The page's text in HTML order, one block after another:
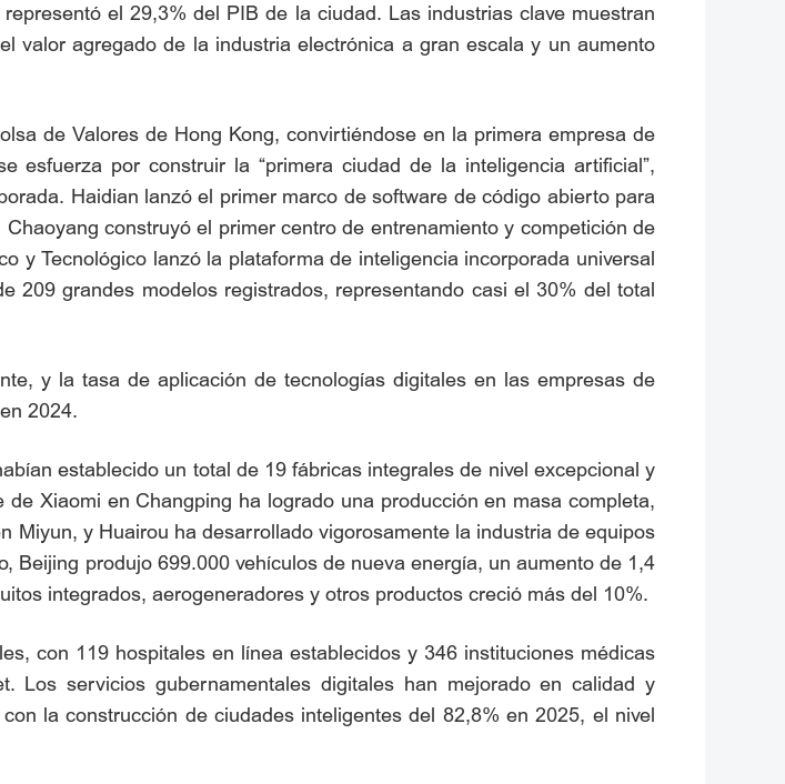
el 29,3% del PIB de la ciudad. Las industrias clave muestran
valor agregado de la industria electrónica a gran escala y un aumento
de Valores de Hong Kong, convirtiéndose en la primera empresa de
por construir la “primera ciudad de la inteligencia artificial”,
Haidian lanzó el primer marco de software de código abierto para
construyó el primer centro de entrenamiento y competición de
y Tecnológico lanzó la plataforma de inteligencia incorporada universal
209 grandes modelos registrados, representando casi el 30% del total
y la tasa de aplicación de tecnologías digitales en las empresas de
2024.
establecido un total de 19 fábricas integrales de nivel excepcional y
Xiaomi en Changping ha logrado una producción en masa completa,
Miyun, y Huairou ha desarrollado vigorosamente la industria de equipos
Beijing produjo 699.000 vehículos de nueva energía, un aumento de 1,4
integrados, aerogeneradores y otros productos creció más del 10%.
con 119 hospitales en línea establecidos y 346 instituciones médicas
Los servicios gubernamentales digitales han mejorado en calidad y
la construcción de ciudades inteligentes del 82,8% en 2025, el nivel